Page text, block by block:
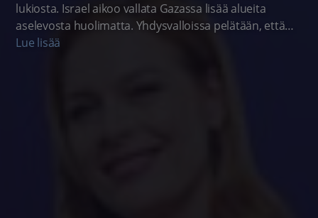
lukiosta. Israel aikoo vallata Gazassa lisää alueita
aselevosta huolimatta. Yhdysvalloissa pelätään, että
presidentti Donald Trump voi ryhtyä poikkeuksellisiin
Lue lisää